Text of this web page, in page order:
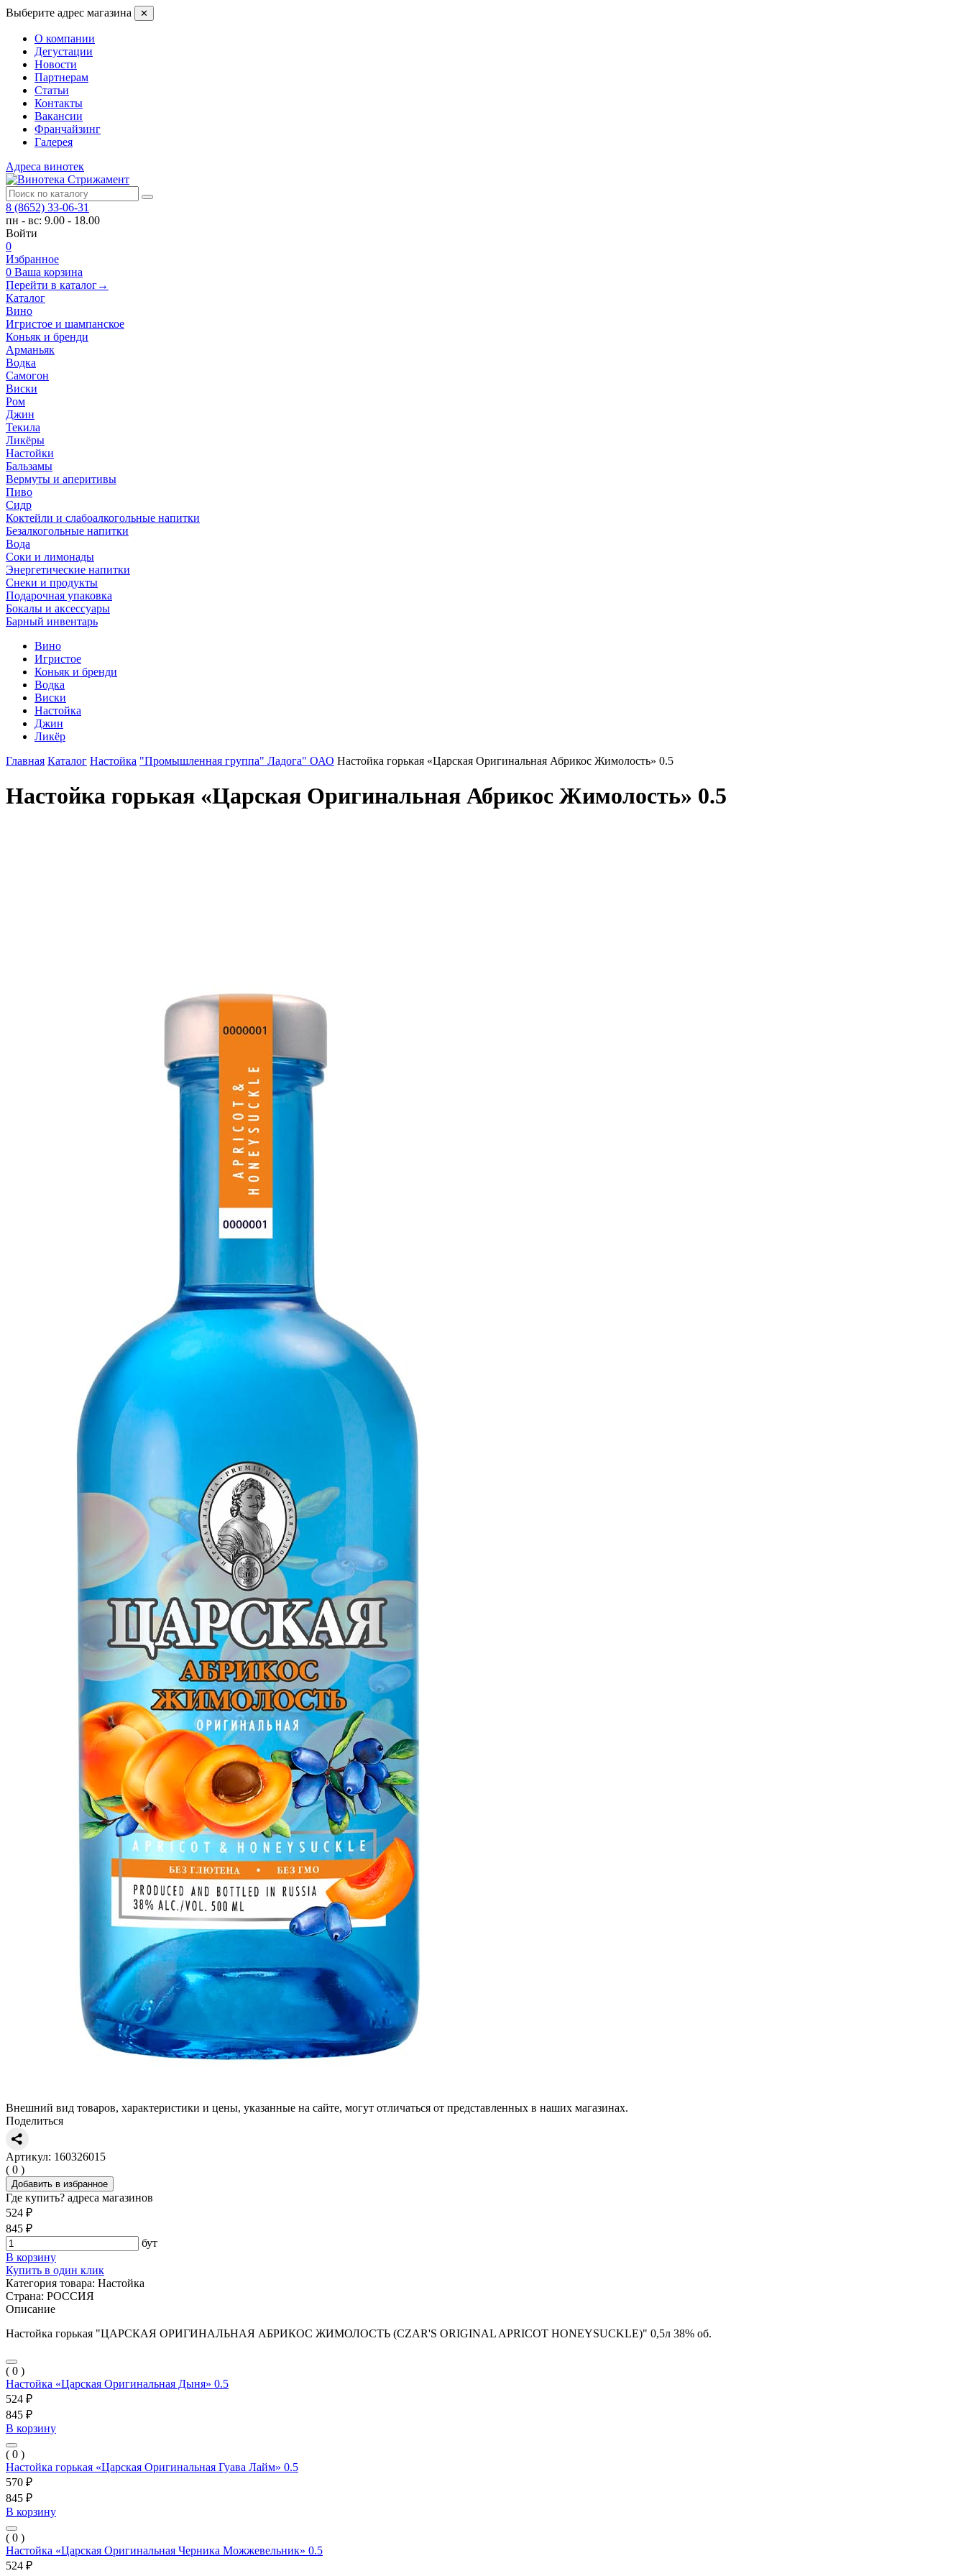
Выберите адрес магазина ✕
О компании
Дегустации
Новости
Партнерам
Статьи
Контакты
Вакансии
Франчайзинг
Галерея
Адреса винотек
8 (8652) 33-06-31
пн - вс: 9.00 - 18.00
Войти
0
Избранное
0 Ваша корзина
Перейти в каталог→
Каталог
Вино
Игристое и шампанское
Коньяк и бренди
Арманьяк
Водка
Самогон
Виски
Ром
Джин
Текила
Ликёры
Настойки
Бальзамы
Вермуты и аперитивы
Пиво
Сидр
Коктейли и слабоалкогольные напитки
Безалкогольные напитки
Вода
Соки и лимонады
Энергетические напитки
Снеки и продукты
Подарочная упаковка
Бокалы и аксессуары
Барный инвентарь
Вино
Игристое
Коньяк и бренди
Водка
Виски
Настойка
Джин
Ликёр
Главная Каталог Настойка "Промышленная группа" Ладога" ОАО Настойка горькая «Царская Оригинальная Абрикос Жимолость» 0.5
Настойка горькая «Царская Оригинальная Абрикос Жимолость» 0.5
Внешний вид товаров, характеристики и цены, указанные на сайте, могут отличаться от представленных в наших магазинах.
Поделиться
Артикул: 160326015
( 0 )
Добавить в избранное
Где купить? адреса магазинов
524 ₽
845 ₽
бут
В корзину
Купить в один клик
Категория товара: Настойка
Страна: РОССИЯ
Описание
Настойка горькая "ЦАРСКАЯ ОРИГИНАЛЬНАЯ АБРИКОС ЖИМОЛОСТЬ (CZAR'S ORIGINAL APRICOT HONEYSUCKLE)" 0,5л 38% об.
( 0 )
Настойка «Царская Оригинальная Дыня» 0.5
524 ₽
845 ₽
В корзину
( 0 )
Настойка горькая «Царская Оригинальная Гуава Лайм» 0.5
570 ₽
845 ₽
В корзину
( 0 )
Настойка «Царская Оригинальная Черника Можжевельник» 0.5
524 ₽